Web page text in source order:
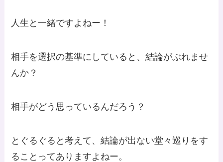
人生と一緒ですよねー！
相手を選択の基準にしていると、結論がぶれませ
んか？
相手がどう思っているんだろう？
とぐるぐると考えて、結論が出ない堂々巡りをす
ることってありますよねー。